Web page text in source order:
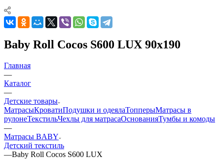
Baby Roll Cocos S600 LUX 90x190
Главная
—
Каталог
—
Детские товары
МатрасыКроватиПодушки и одеялаТопперыМатрасы в
рулонеТекстильЧехлы для матрасаОснованияТумбы и комоды
—
Матрасы BABY
Детский текстиль
—Baby Roll Cocos S600 LUX